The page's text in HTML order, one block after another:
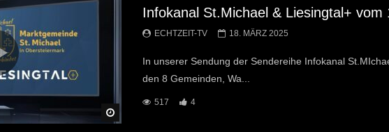
Infokanal St.Michael & Liesingtal+ vom
ECHTZEIT-TV 18. MÄRZ 2025
In unserer Sendung der Sendereihe Infokanal
den 8 Gemeinden, Wa...
517 4